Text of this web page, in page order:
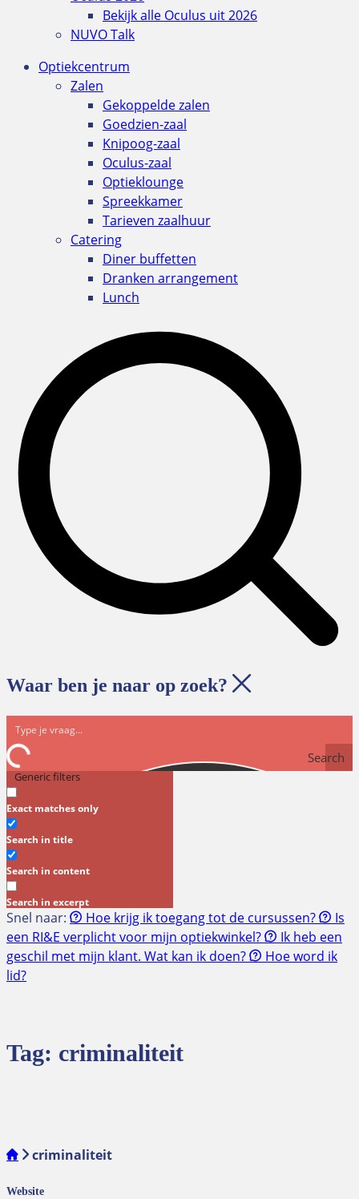
Bekijk alle Oculus uit 2026
NUVO Talk
Optiekcentrum
Zalen
Gekoppelde zalen
Goedzien-zaal
Knipoog-zaal
Oculus-zaal
Optieklounge
Spreekkamer
Tarieven zaalhuur
Catering
Diner buffetten
Dranken arrangement
Lunch
Waar ben je naar op zoek?
Search
Generic filters
Exact matches only
Search in title
Search in content
Search in excerpt
Snel naar: Hoe krijg ik toegang tot de cursussen?
Is
een RI&E verplicht voor mijn optiekwinkel?
Ik heb een
geschil met mijn klant. Wat kan ik doen?
Hoe word ik
lid?
Tag: criminaliteit
criminaliteit
Website